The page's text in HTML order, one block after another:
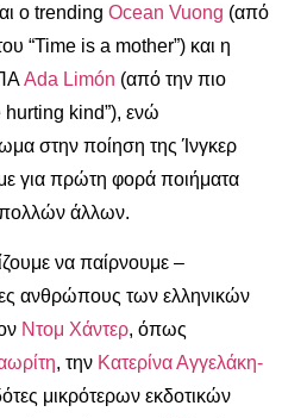
ο trending Ocean Vuong (από
“Time is a mother”) και η
Ada Limón (από την πιο
kind”), ενώ
στην ποίηση της Ίνγκερ
για πρώτη φορά ποιήματα
άλλων.
να παίρνουμε –
ανθρώπους των ελληνικών
Ντομ Χάντερ, όπως
, την Κατερίνα Αγγελάκη-
μικρότερων εκδοτικών